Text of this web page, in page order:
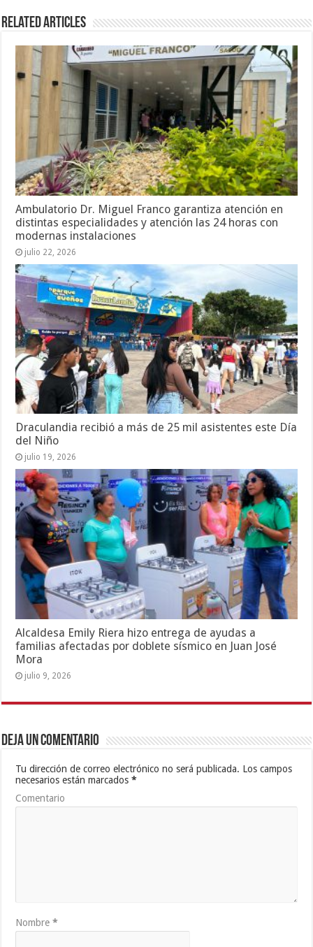
Related Articles
Ambulatorio Dr. Miguel Franco garantiza atención en
distintas especialidades y atención las 24 horas con
modernas instalaciones
julio 22, 2026
Draculandia recibió a más de 25 mil asistentes este Día
del Niño
julio 19, 2026
Alcaldesa Emily Riera hizo entrega de ayudas a
familias afectadas por doblete sísmico en Juan José
Mora
julio 9, 2026
Deja un comentario
Tu dirección de correo electrónico no será publicada. Los campos
necesarios están marcados*
Comentario
Nombre*